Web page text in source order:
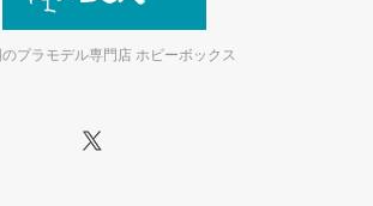
プラモデル専門店 ホビーボックス